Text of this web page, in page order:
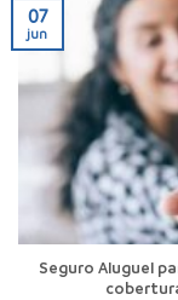
Seguro Aluguel
07
jun